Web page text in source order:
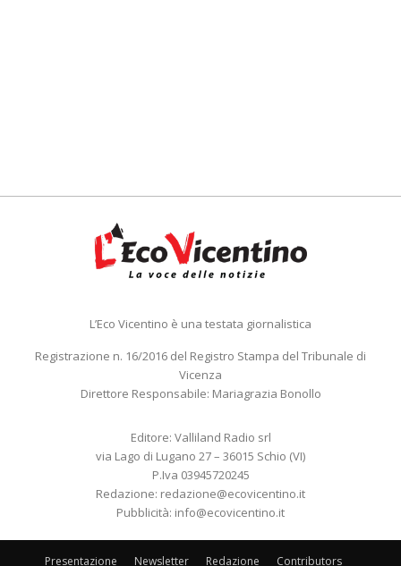
L’Eco Vicentino è una testata giornalistica
Registrazione n. 16/2016 del Registro Stampa del Tribunale di
Vicenza
Direttore Responsabile: Mariagrazia Bonollo
Editore: Valliland Radio srl
via Lago di Lugano 27 – 36015 Schio (VI)
P.Iva 03945720245
Redazione: redazione@ecovicentino.it
Pubblicità: info@ecovicentino.it
Presentazione Newsletter Redazione Contributors